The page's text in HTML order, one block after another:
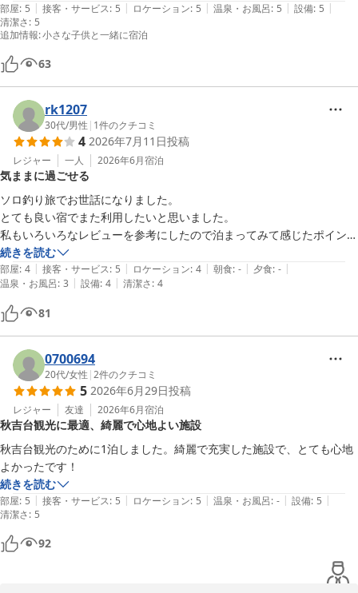
ました。宿泊したお部屋はコテージタイプで広くはないですが家族で泊
まるには十分な広さでした。ファシリティも清潔感があり、必要な物は
揃っていました。フライパンや調理器具、オーブン、レンジ、湯沸かし
ポット、冷蔵庫、ドライヤー、歯ブラシ、虫除けベープ、タオル、使い
ても気を使わずに泊まる事のできる環境でした。朝ごはんはベーコンチ
ーズをフランスパンにはさんだものとサラダ、ヨーグルト、コーヒー、
紅茶、子供にはオレンジジュース。サラダドレッシングが美味しかった
です。BBQグリルも清潔でした。夜も朝もカーテンを開けると海が見
えるので、夜はイカ釣り漁船を子供と一艘二艘と数えながら花火をした
りして、子どもも喜んでいました。近くにスーパーはないので必要な物
はあらかじめ用意していきました。
家族で心地よく過ごせたので、来年は連泊予約できたらいいね。と話し
部屋: 5 | 接客・サービス: 5 | ロケーション: 5 | 温泉・お風呂: 5 | 設備: 5 |
清潔さ: 5
追加情報:小さな子供と一緒に宿泊
63
rk1207
30代/男性 | 1件のクチコミ
4 2026年7月11日投稿
レジャー 一人 2026年6月宿泊
気ままに過ごせる
ソロ釣り旅でお世話になりました。
とても良い宿でまた利用したいと思いました。
私もいろいろなレビューを参考にしたので泊まってみて感じたポイント
だけ書きます。
・おすすめはシーズンオフ　シーズンだと値段が割高に感じるのと、騒
ぐお客さんがいる確率が上がる。
・スタッフさんは感じの良いマダム達　　いろいろレビューを見て行く
と若いパリピっぽい人達がスタッフなのかと思いましたが違いました。
・離れの部屋がおすすめ　最初に受付と軽い説明を受けたらあとは自由
に気ままに過ごせます。海辺の高級リゾートのサービスを求める方はや
めたほうがいい
続きを読む
部屋: 4 | 接客・サービス: 5 | ロケーション: 4 | 朝食: - | 夕食: - |
温泉・お風呂: 3 | 設備: 4 | 清潔さ: 4
81
0700694
20代/女性 |2件のクチコミ
5 2026年6月29日投稿
レジャー 友達 2026年6月宿泊
秋吉台観光に最適、綺麗で心地よい施設
秋吉台観光のために1泊しました。綺麗で充実した施設で、とても心地
よかったです！
続きを読む
部屋: 5 | 接客・サービス: 5 | ロケーション: 5 | 温泉・お風呂: - | 設備: 5 |
清潔さ: 5
92